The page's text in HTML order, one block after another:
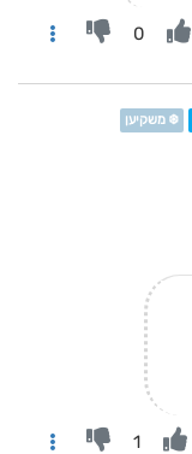
0
❄️ משקיען
1